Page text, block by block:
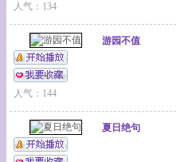
人气：134
游园不值
人气：144
夏日绝句